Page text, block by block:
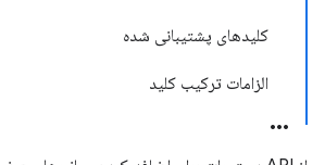
کلیدهای پشتیبانی شده
الزامات ترکیب کلید